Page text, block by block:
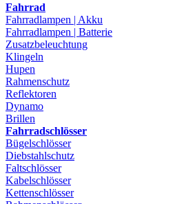
Fahrrad
Fahrradlampen | Akku
Fahrradlampen | Batterie
Zusatzbeleuchtung
Klingeln
Hupen
Rahmenschutz
Reflektoren
Dynamo
Brillen
Fahrradschlösser
Bügelschlösser
Diebstahlschutz
Faltschlösser
Kabelschlösser
Kettenschlösser